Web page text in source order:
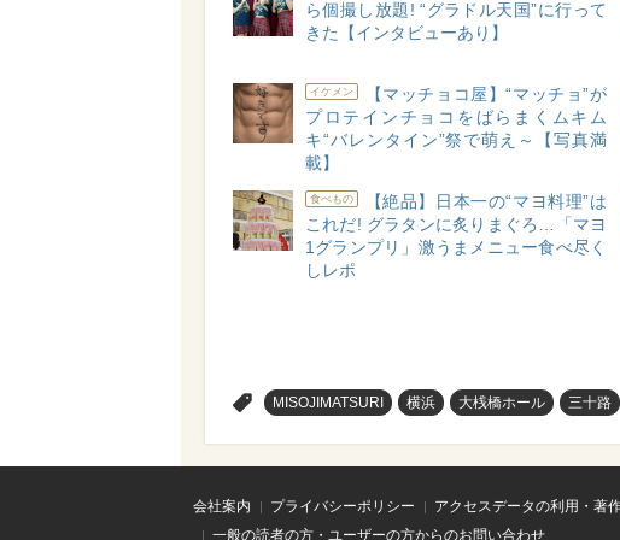
ら個撮し放題! “グラドル天国”に行って
きた【インタビューあり】
イケメン
【マッチョコ屋】“マッチョ”が
プロテインチョコをばらまくムキム
キ“バレンタイン”祭で萌え～【写真満
載】
食べもの
【絶品】日本一の“マヨ料理”は
これだ! グラタンに炙りまぐろ…「マヨ
1グランプリ」激うまメニュー食べ尽く
しレポ
MISOJIMATSURI 横浜 大桟橋ホール 三十路
会社案内 プライバシーポリシー アクセスデータの利用・著
一般の読者の方・ユーザーの方からのお問い合わせ